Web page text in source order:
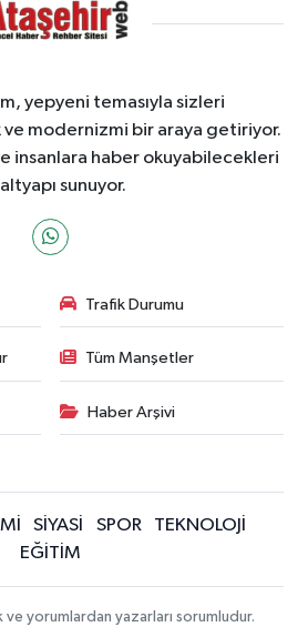
yepyeni temasıyla sizleri
modernizmi bir araya getiriyor.
insanlara haber okuyabilecekleri
sunuyor.
Trafik Durumu
Tüm Manşetler
Haber Arşivi
SİYASİ SPOR
TEKNOLOJİ
EĞİTİM
ve yorumlardan yazarları sorumludur.